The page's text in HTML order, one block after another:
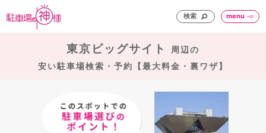
検索 menu
東京ビッグサイト
周辺の
安い駐車場検索・予約【最大料金・裏ワザ】